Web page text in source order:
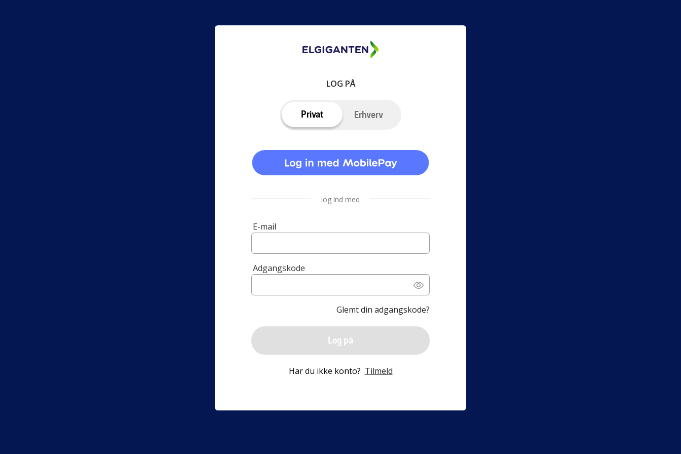
LOG PÅ
Privat Erhverv
log ind med
E-mail
Adgangskode
Glemt din adgangskode?
Log på
Har du ikke konto? Tilmeld